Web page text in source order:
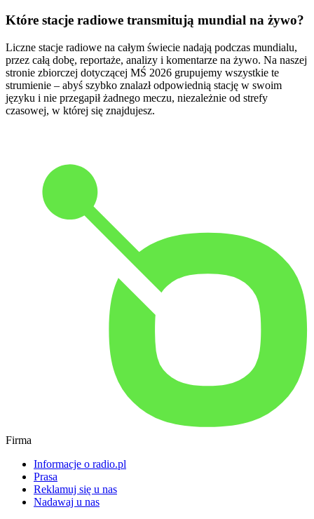
Które stacje radiowe transmitują mundial na żywo?
Liczne stacje radiowe na całym świecie nadają podczas mundialu,
przez całą dobę, reportaże, analizy i komentarze na żywo. Na naszej
stronie zbiorczej dotyczącej MŚ 2026 grupujemy wszystkie te
strumienie – abyś szybko znalazł odpowiednią stację w swoim
języku i nie przegapił żadnego meczu, niezależnie od strefy
czasowej, w której się znajdujesz.
Firma
Informacje o radio.pl
Prasa
Reklamuj się u nas
Nadawaj u nas